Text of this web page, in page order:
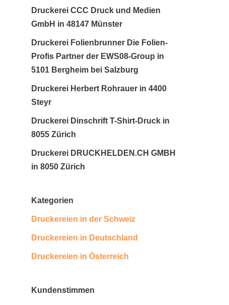
Druckerei CCC Druck und Medien
GmbH in 48147 Münster
Druckerei Folienbrunner Die Folien-
Profis Partner der EWS08-Group in
5101 Bergheim bei Salzburg
Druckerei Herbert Rohrauer in 4400
Steyr
Druckerei Dinschrift T-Shirt-Druck in
8055 Zürich
Druckerei DRUCKHELDEN.CH GMBH
in 8050 Zürich
Kategorien
Druckereien in der Schweiz
Druckereien in Deutschland
Druckereien in Österreich
Kundenstimmen